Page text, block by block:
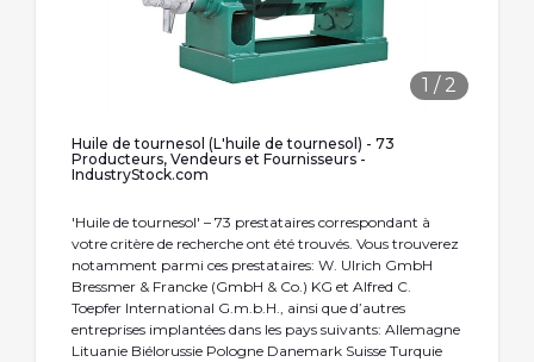
1 / 2
Huile de tournesol (L'huile de tournesol) - 73
Producteurs, Vendeurs et Fournisseurs -
IndustryStock.com
'Huile de tournesol' – 73 prestataires correspondant à
votre critère de recherche ont été trouvés. Vous trouverez
notamment parmi ces prestataires: W. Ulrich GmbH
Bressmer & Francke (GmbH & Co.) KG et Alfred C.
Toepfer International G.m.b.H., ainsi que d’autres
entreprises implantées dans les pays suivants: Allemagne
Lituanie Biélorussie Pologne Danemark Suisse Turquie